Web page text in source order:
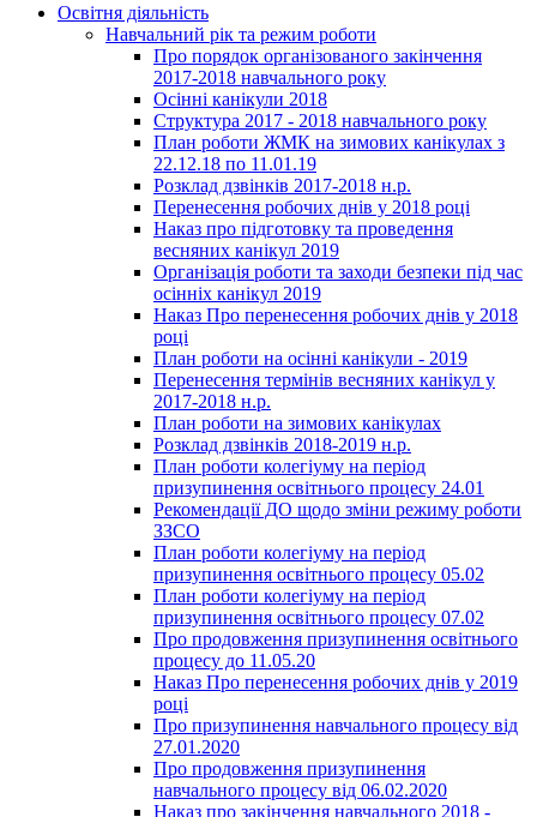
Освітня діяльність
Навчальний рік та режим роботи
Про порядок організованого закінчення
2017-2018 навчального року
Осінні канікули 2018
Структура 2017 - 2018 навчального року
План роботи ЖМК на зимових канікулах з
22.12.18 по 11.01.19
Розклад дзвінків 2017-2018 н.р.
Перенесення робочих днів у 2018 році
Наказ про підготовку та проведення
весняних канікул 2019
Організація роботи та заходи безпеки під час
осінніх канікул 2019
Наказ Про перенесення робочих днів у 2018
році
План роботи на осінні канікули - 2019
Перенесення термінів весняних канікул у
2017-2018 н.р.
План роботи на зимових канікулах
Розклад дзвінків 2018-2019 н.р.
План роботи колегіуму на період
призупинення освітнього процесу 24.01
Рекомендації ДО щодо зміни режиму роботи
ЗЗСО
План роботи колегіуму на період
призупинення освітнього процесу 05.02
План роботи колегіуму на період
призупинення освітнього процесу 07.02
Про продовження призупинення освітнього
процесу до 11.05.20
Наказ Про перенесення робочих днів у 2019
році
Про призупинення навчального процесу від
27.01.2020
Про продовження призупинення
навчального процесу від 06.02.2020
Наказ про закінчення навчального 2018 -